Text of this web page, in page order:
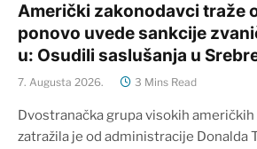
Američki zakonodavci traže
ponovo uvede sankcije
u: Osudili saslušanja u
7. Augusta 2026. 3 Mins Read
Dvostranačka grupa visokih američkih
zatražila je od administracije Donalda